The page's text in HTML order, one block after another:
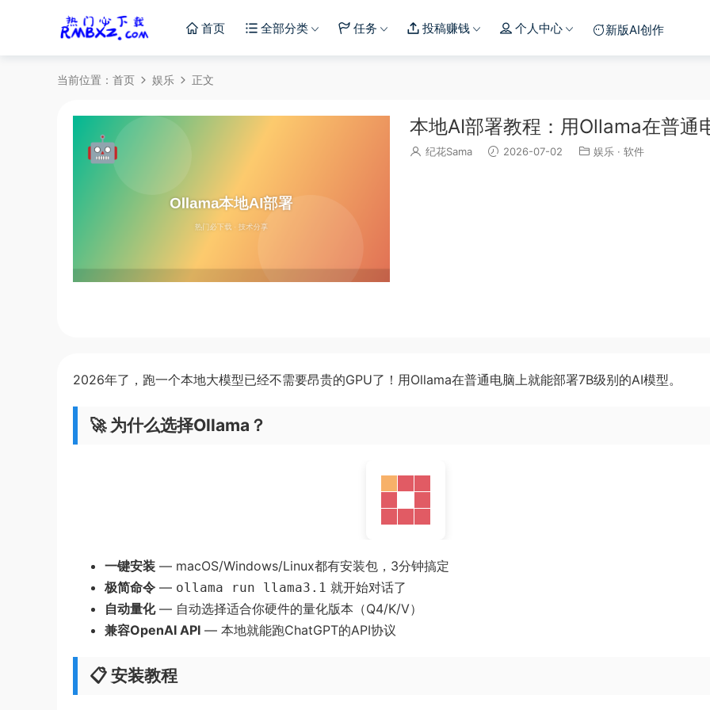
首页 全部分类 任务 投稿赚钱 个人中心 新版AI创作
当前位置： 首页 娱乐 正文
本地AI部署教程：用Ollama在普通
纪花Sama 2026-07-02 娱乐 · 软件
2026年了，跑一个本地大模型已经不需要昂贵的GPU了！用Ollama在普通电脑上就能部署7B级别的AI模型。
🚀 为什么选择Ollama？
一键安装 — macOS/Windows/Linux都有安装包，3分钟搞定
极简命令 — ollama run llama3.1 就开始对话了
自动量化— 自动选择适合你硬件的量化版本（Q4/K/V）
兼容OpenAI API — 本地就能跑ChatGPT的API协议
📋 安装教程